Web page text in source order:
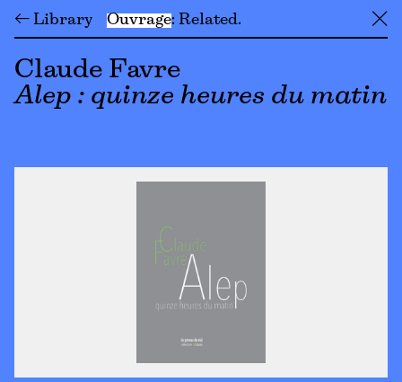
← Library Ouvrage Related ╳
Claude Favre
Alep : quinze heures du matin